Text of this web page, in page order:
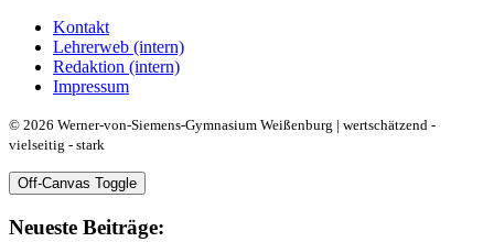
Kontakt
Lehrerweb (intern)
Redaktion (intern)
Impressum
© 2026 Werner-von-Siemens-Gymnasium Weißenburg | wertschätzend -
vielseitig - stark
Off-Canvas Toggle
Neueste Beiträge: